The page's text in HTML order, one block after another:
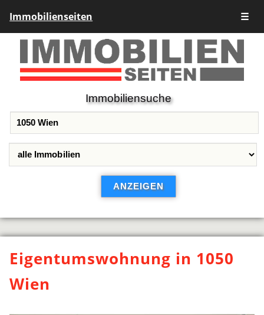
Immobilienseiten ☰
Immobiliensuche
Eigentumswohnung in 1050
Wien